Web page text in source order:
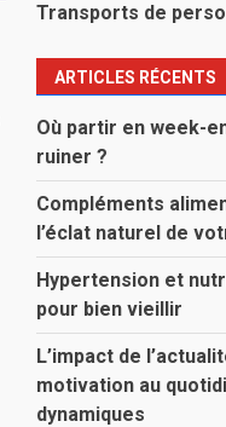
Transports de
ARTICLES RÉCENTS
Où partir en week-
ruiner ?
Compléments
l’éclat naturel de
Hypertension et
pour bien vieillir
L’impact de
motivation au
dynamiques